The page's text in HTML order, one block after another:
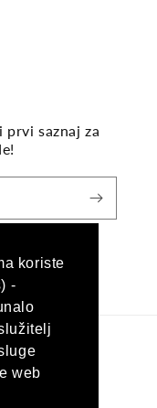
koriste
-
web
saznaj za